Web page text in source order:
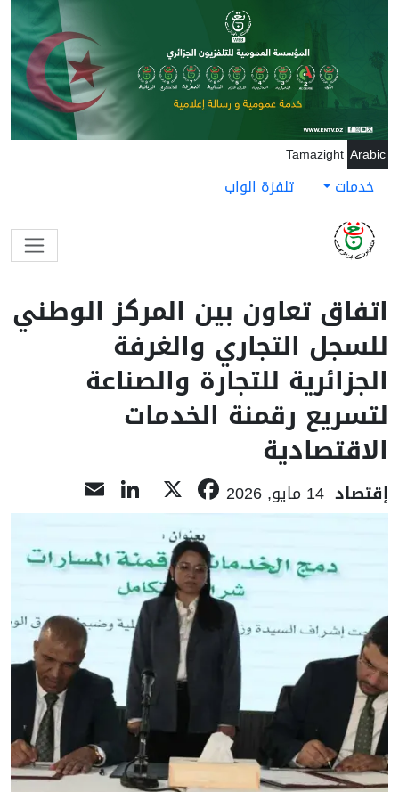
تجاوز إلى المحتوى الرئيسي
Arabic
Tamazight
خدمات تلفزة الواب
اتفاق تعاون بين المركز الوطني
للسجل التجاري والغرفة
الجزائرية للتجارة والصناعة
لتسريع رقمنة الخدمات
الاقتصادية
إقتصاد 14 مايو, 2026 Facebook
LinkedIn